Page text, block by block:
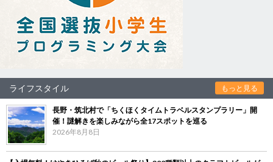
ライフスタイル もっと見る
長野・筑北村で「ちくほくタイムトラベルスタンプラリー」開
催！謎解きを楽しみながら全17スポットを巡る
2026年8月8日